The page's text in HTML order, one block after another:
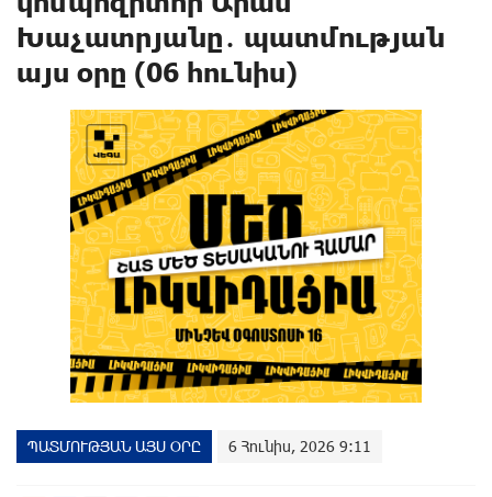
Խաչատրյանը․ պատմության
այս օրը (06 հունիս)
ՊԱՏՄՈՒԹՅԱՆ ԱՅՍ ՕՐԸ 6 Հունիս, 2026 9:11